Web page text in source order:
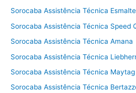
Sorocaba Assistência Técnica
Sorocaba Assistência Técnica Speed
Sorocaba Assistência Técnica Amana
Sorocaba Assistência Técnica
Sorocaba Assistência Técnica Maytag
Sorocaba Assistência Técnica